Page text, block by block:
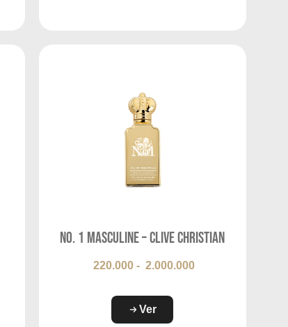
No. 1 Masculine – Clive Christian
220.000 - 2.000.000
Ver